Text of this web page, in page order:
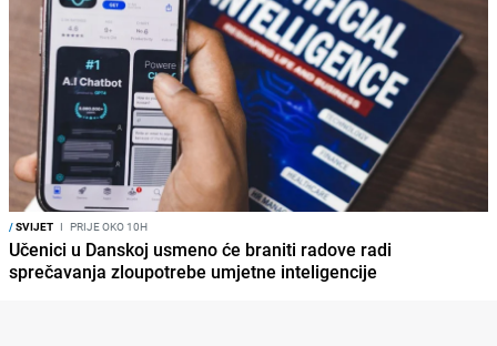
/SVIJET I PRIJE OKO 10H
Učenici u Danskoj usmeno će braniti radove radi
sprečavanja zloupotrebe umjetne inteligencije